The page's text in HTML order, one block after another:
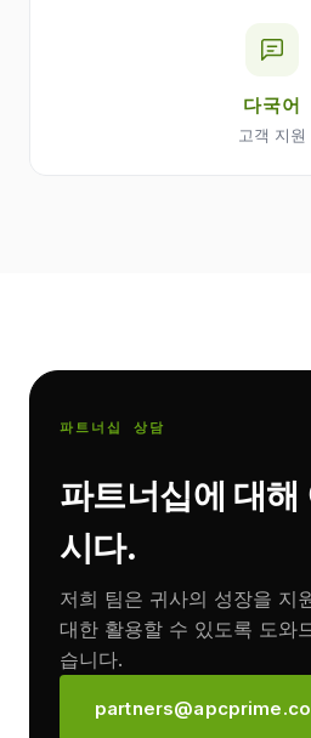
다국어
고객 지원
파트너십 상담
파트너십에 대해
시다.
저희 팀은 귀사의 성장을 지
대한 활용할 수 있도록 도와
습니다.